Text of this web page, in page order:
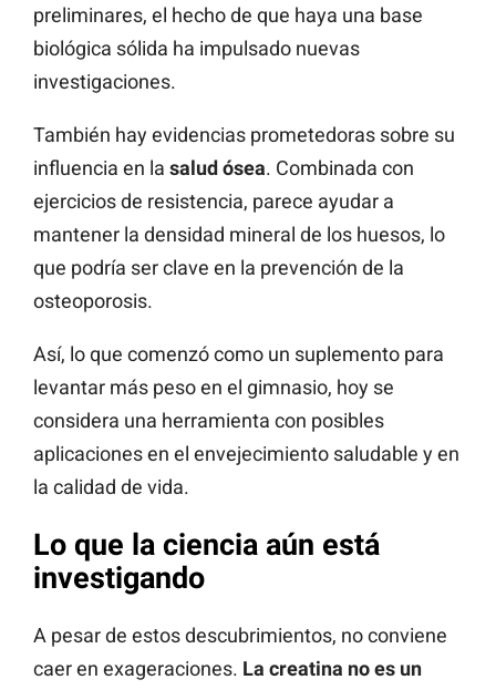
preliminares, el hecho de que haya una base
biológica sólida ha impulsado nuevas
investigaciones.
También hay evidencias prometedoras sobre su
influencia en la salud ósea. Combinada con
ejercicios de resistencia, parece ayudar a
mantener la densidad mineral de los huesos, lo
que podría ser clave en la prevención de la
osteoporosis.
Así, lo que comenzó como un suplemento para
levantar más peso en el gimnasio, hoy se
considera una herramienta con posibles
aplicaciones en el envejecimiento saludable y en
la calidad de vida.
Lo que la ciencia aún está
investigando
A pesar de estos descubrimientos, no conviene
caer en exageraciones. La creatina no es un